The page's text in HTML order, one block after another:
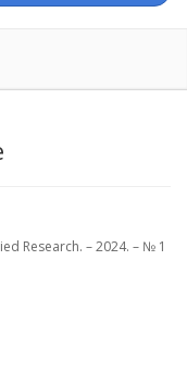
Research. – 2024. – № 1